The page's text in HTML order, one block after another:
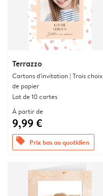
Terrazzo
Cartons d'invitation | Trois choix
de papier
Lot de 10 cartes
À partir de
9,99 €
offers Prix bas au quotidien